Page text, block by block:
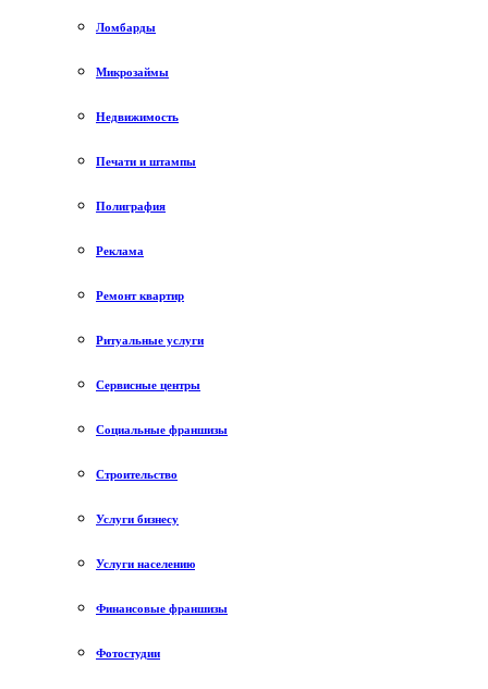
Ломбарды
Микрозаймы
Недвижимость
Печати и штампы
Полиграфия
Реклама
Ремонт квартир
Ритуальные услуги
Сервисные центры
Социальные франшизы
Строительство
Услуги бизнесу
Услуги населению
Финансовые франшизы
Фотостудии